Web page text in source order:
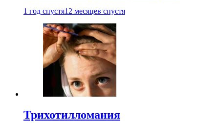
1 год спустя12 месяцев спустя
Трихотилломания